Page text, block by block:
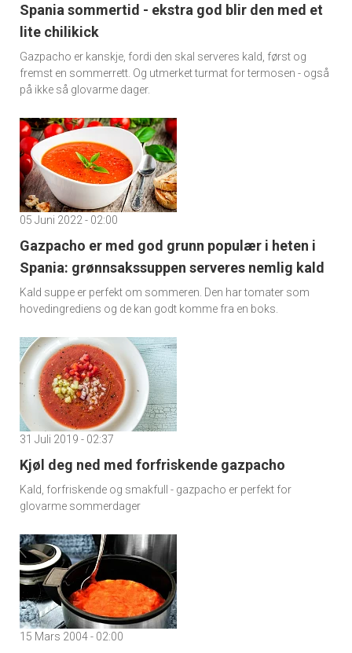
Spania sommertid - ekstra god blir den med et
lite chilikick
Gazpacho er kanskje, fordi den skal serveres kald, først og
fremst en sommerrett. Og utmerket turmat for termosen - også
på ikke så glovarme dager.
05 Juni 2022 - 02:00
Gazpacho er med god grunn populær i heten i
Spania: grønnsakssuppen serveres nemlig kald
Kald suppe er perfekt om sommeren. Den har tomater som
hovedingrediens og de kan godt komme fra en boks.
31 Juli 2019 - 02:37
Kjøl deg ned med forfriskende gazpacho
Kald, forfriskende og smakfull - gazpacho er perfekt for
glovarme sommerdager
15 Mars 2004 - 02:00